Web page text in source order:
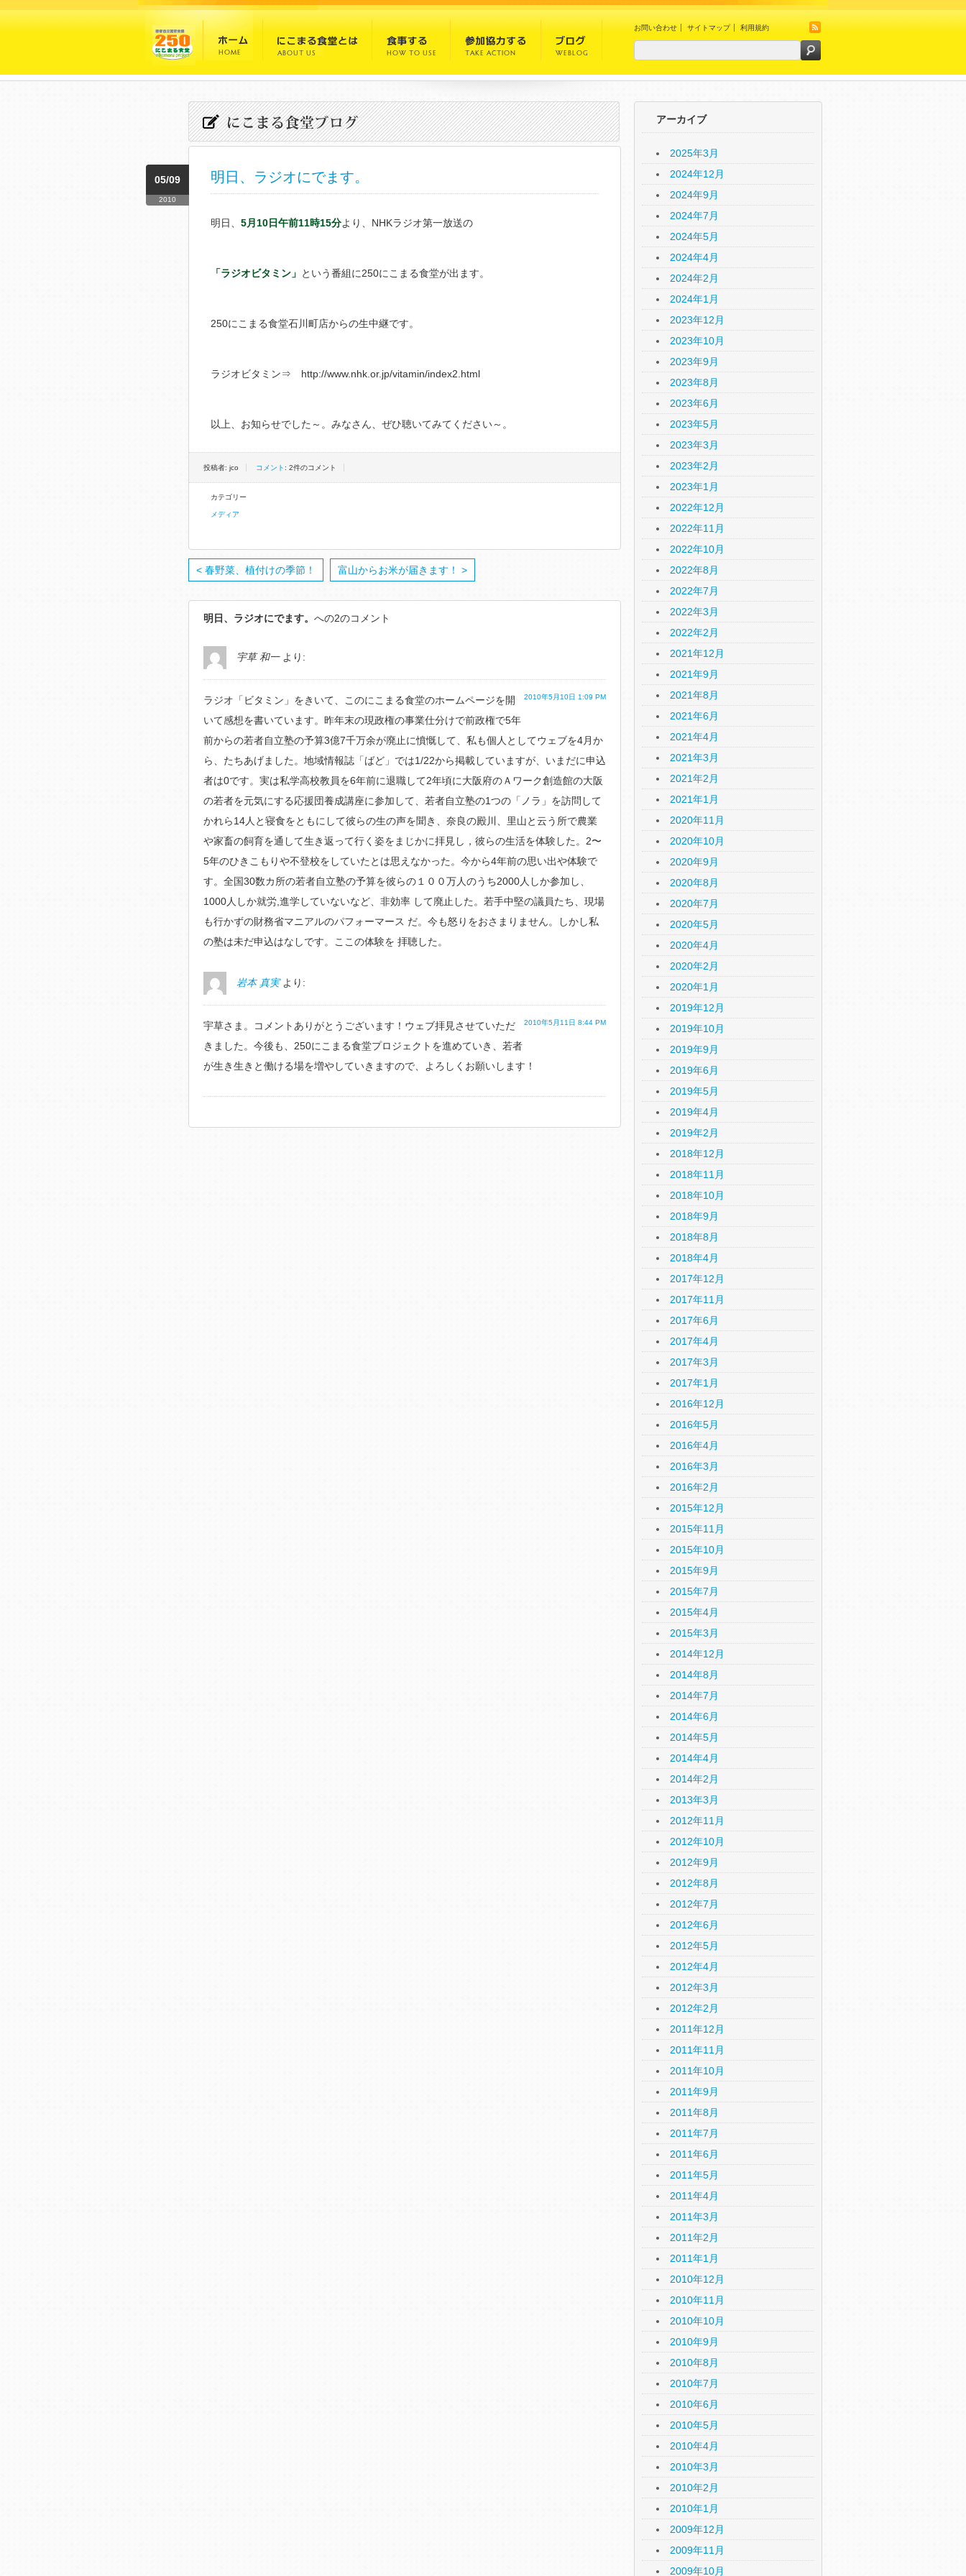
お問い合わせ サイトマップ 利用規約
明日、ラジオにでます。
05/09
2010
明日、 5月10日午前11時15分より、NHKラジオ第一放送の
「ラジオビタミン」 という番組に250にこまる食堂が出ます。
250にこまる食堂石川町店からの生中継です。
ラジオビタミン⇒ http://www.nhk.or.jp/vitamin/index2.html
以上、お知らせでした～。みなさん、ぜひ聴いてみてください～。
投稿者: jco コメント : 2件のコメント
カテゴリー
メディア
< 春野菜、植付けの季節！ 富山からお米が届きます！ >
明日、ラジオにでます。 への2のコメント
宇草 和一 より:
2010年5月10日 1:09 PM
ラジオ「ビタミン」をきいて、このにこまる食堂のホームページを開
いて感想を書いています。昨年末の現政権の事業仕分けで前政権で5年
前からの若者自立塾の予算3億7千万余が廃止に憤慨して、私も個人としてウェブを4月か
ら、たちあげました。地域情報誌「ばど」では1/22から掲載していますが、いまだに申込
者は0です。実は私学高校教員を6年前に退職して2年頃に大阪府のＡワーク創造館の大阪
の若者を元気にする応援団養成講座に参加して、若者自立塾の1つの「ノラ」を訪問して
かれら14人と寝食をともにして彼らの生の声を聞き、奈良の殿川、里山と云う所で農業
や家畜の飼育を通して生き返って行く姿をまじかに拝見し，彼らの生活を体験した。2〜
5年のひきこもりや不登校をしていたとは思えなかった。今から4年前の思い出や体験で
す。全国30数カ所の若者自立塾の予算を彼らの１００万人のうち2000人しか参加し、
1000人しか就労,進学していないなど、非効率 して廃止した。若手中堅の議員たち、現場
も行かずの財務省マニアルのパフォーマース だ。今も怒りをおさまりません。しかし私
の塾は未だ申込はなしです。ここの体験を 拝聴した。
岩本 真実 より:
2010年5月11日 8:44 PM
宇草さま。コメントありがとうございます！ウェブ拝見させていただ
きました。今後も、250にこまる食堂プロジェクトを進めていき、若者
が生き生きと働ける場を増やしていきますので、よろしくお願いします！
アーカイブ
2025年3月
2024年12月
2024年9月
2024年7月
2024年5月
2024年4月
2024年2月
2024年1月
2023年12月
2023年10月
2023年9月
2023年8月
2023年6月
2023年5月
2023年3月
2023年2月
2023年1月
2022年12月
2022年11月
2022年10月
2022年8月
2022年7月
2022年3月
2022年2月
2021年12月
2021年9月
2021年8月
2021年6月
2021年4月
2021年3月
2021年2月
2021年1月
2020年11月
2020年10月
2020年9月
2020年8月
2020年7月
2020年5月
2020年4月
2020年2月
2020年1月
2019年12月
2019年10月
2019年9月
2019年6月
2019年5月
2019年4月
2019年2月
2018年12月
2018年11月
2018年10月
2018年9月
2018年8月
2018年4月
2017年12月
2017年11月
2017年6月
2017年4月
2017年3月
2017年1月
2016年12月
2016年5月
2016年4月
2016年3月
2016年2月
2015年12月
2015年11月
2015年10月
2015年9月
2015年7月
2015年4月
2015年3月
2014年12月
2014年8月
2014年7月
2014年6月
2014年5月
2014年4月
2014年2月
2013年3月
2012年11月
2012年10月
2012年9月
2012年8月
2012年7月
2012年6月
2012年5月
2012年4月
2012年3月
2012年2月
2011年12月
2011年11月
2011年10月
2011年9月
2011年8月
2011年7月
2011年6月
2011年5月
2011年4月
2011年3月
2011年2月
2011年1月
2010年12月
2010年11月
2010年10月
2010年9月
2010年8月
2010年7月
2010年6月
2010年5月
2010年4月
2010年3月
2010年2月
2010年1月
2009年12月
2009年11月
2009年10月